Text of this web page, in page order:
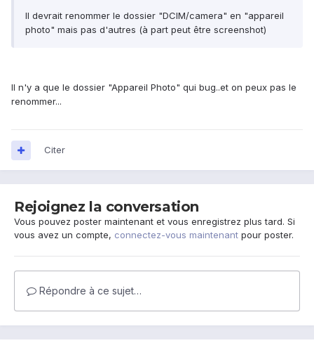
Il devrait renommer le dossier "DCIM/camera" en "appareil
photo" mais pas d'autres (à part peut être screenshot)
Il n'y a que le dossier "Appareil Photo" qui bug..et on peux pas le
renommer...
Citer
Rejoignez la conversation
Vous pouvez poster maintenant et vous enregistrez plus tard. Si
vous avez un compte, connectez-vous maintenant pour poster.
Répondre à ce sujet…